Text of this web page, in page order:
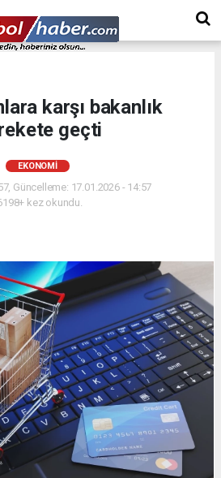
karşı bakanlık
geçti
EKONOMİ
Güncelleme: 17.01.2026 - 14:57
kez okundu.